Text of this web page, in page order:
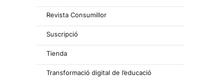
Revista Consumillor
Suscripció
Tienda
Transformació digital de l’educació